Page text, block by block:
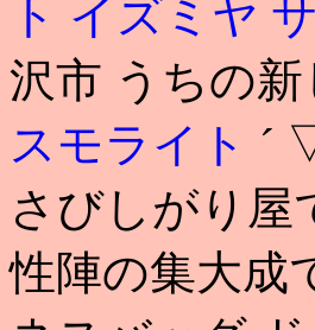
ト イズミヤ
沢市 うちの
スモライト ´
さびしがり屋
性陣の集大成